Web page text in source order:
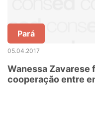
Pará
05.04.2017
Wanessa Zavarese
cooperação entre